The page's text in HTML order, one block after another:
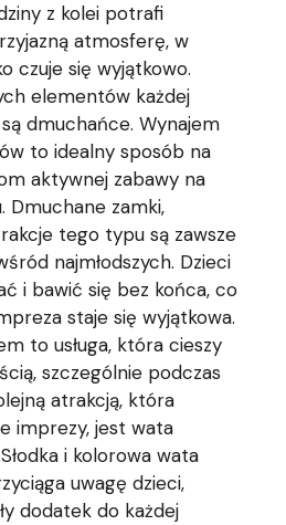
z kolei potrafi
atmosferę, w
czuje się wyjątkowo.
elementów każdej
dmuchańce. Wynajem
to idealny sposób na
aktywnej zabawy na
Dmuchane zamki,
tego typu są zawsze
najmłodszych. Dzieci
i bawić się bez końca, co
staje się wyjątkowa.
to usługa, która cieszy
szczególnie podczas
atrakcją, która
imprezy, jest wata
i kolorowa wata
uwagę dzieci,
dodatek do każdej